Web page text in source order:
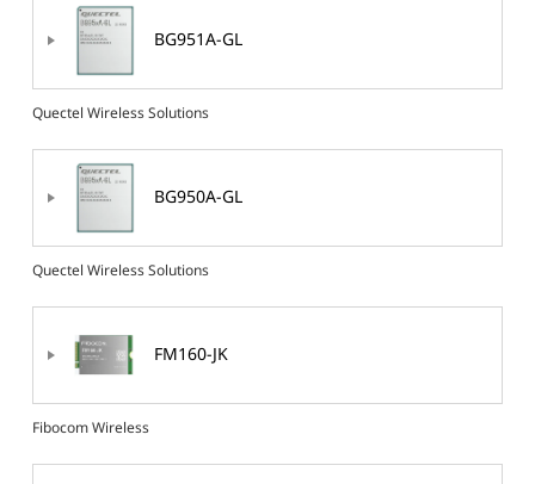
BG951A-GL
Quectel Wireless Solutions
BG950A-GL
Quectel Wireless Solutions
FM160-JK
Fibocom Wireless